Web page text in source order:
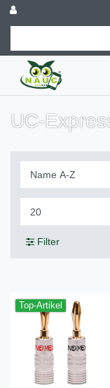
UC-
Filter
Top-Artikel